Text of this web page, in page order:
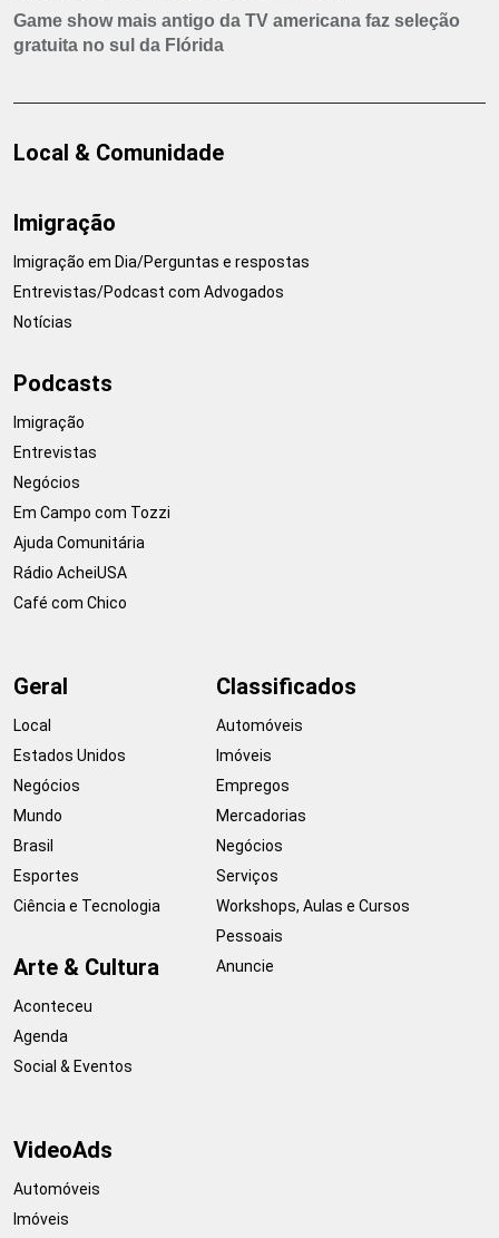
Game show mais antigo da TV americana faz seleção
gratuita no sul da Flórida
Local & Comunidade
Imigração
Imigração em Dia/Perguntas e respostas
Entrevistas/Podcast com Advogados
Notícias
Podcasts
Imigração
Entrevistas
Negócios
Em Campo com Tozzi
Ajuda Comunitária
Rádio AcheiUSA
Café com Chico
Geral
Local
Estados Unidos
Negócios
Mundo
Brasil
Esportes
Ciência e Tecnologia
Arte & Cultura
Aconteceu
Agenda
Social & Eventos
Classificados
Automóveis
Imóveis
Empregos
Mercadorias
Negócios
Serviços
Workshops, Aulas e Cursos
Pessoais
Anuncie
VideoAds
Automóveis
Imóveis